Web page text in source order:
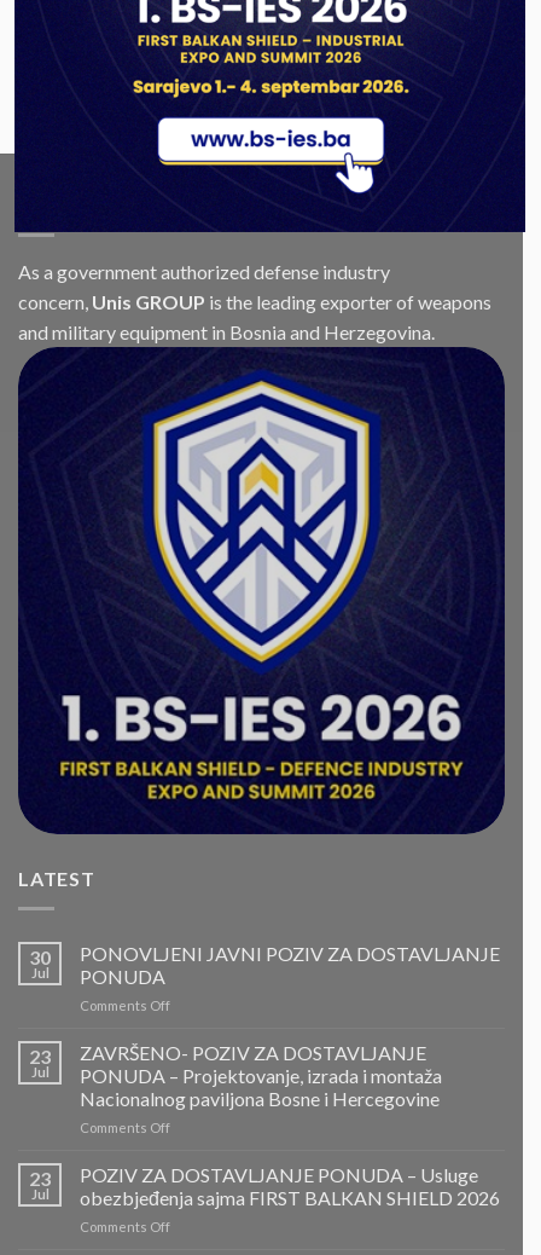
Uncategorized(3)
ABOUT US
As a government authorized defense industry
concern, Unis GROUP is the leading exporter of weapons
and military equipment in Bosnia and Herzegovina.
LATEST
30
Jul
PONOVLJENI JAVNI POZIV ZA DOSTAVLJANJE
PONUDA
Comments Offon
JAVNI
POZIV
ZA
DOSTAVLJANJE
PONUDA
23
Jul
ZAVRŠENO- POZIV ZA DOSTAVLJANJE
PONUDA – Projektovanje, izrada i montaža
Nacionalnog paviljona Bosne i Hercegovine
Comments Offon
POZIV
ZA
DOSTAVLJANJE
PONUDA
23
Jul
POZIV ZA DOSTAVLJANJE PONUDA – Usluge
obezbjeđenja sajma FIRST BALKAN SHIELD 2026
Comments Offon